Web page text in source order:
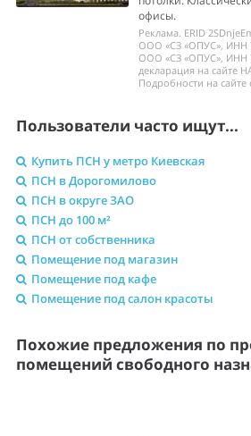
офисы.
Реклама. ERID
ООО «СЗ «ОПУС», ИНН
ООО «СЗ «ОПУС», ИНН
декларация на
Подробности на сайте
Пользователи часто ищут...
Купить ПСН у метро Киевская
ПСН в Дорогомилово
ПСН в округе ЗАО
ПСН до 100 м²
ПСН от собственника
Помещение под магазин
Помещение под кафе
Помещение под салон красоты
Похожие предложения по
помещений свободного